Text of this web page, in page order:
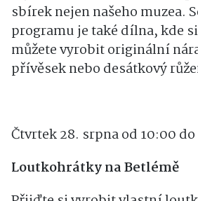
zajímavosti. Prohlédnete si
sbírek nejen našeho muzea.
programu je také dílna, kde
můžete vyrobit originální
Čtvrtek 28. srpna od 10:00 do
Loutkohrátky na Betlémě